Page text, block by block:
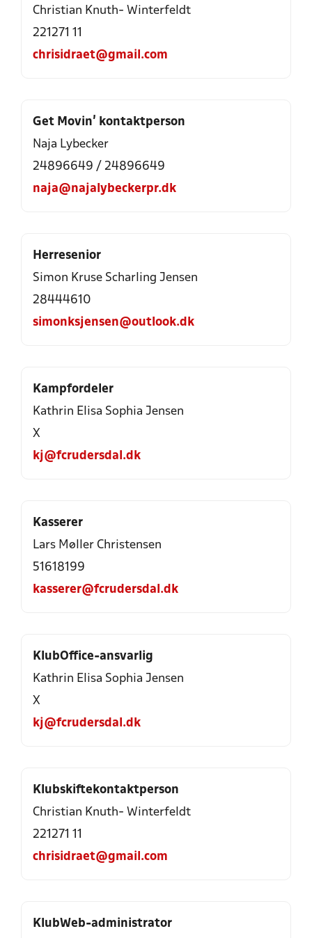
Christian Knuth- Winterfeldt
221271 11
chrisidraet@gmail.com
Get Movin’ kontaktperson
Naja Lybecker
24896649 / 24896649
naja@najalybeckerpr.dk
Herresenior
Simon Kruse Scharling Jensen
28444610
simonksjensen@outlook.dk
Kampfordeler
Kathrin Elisa Sophia Jensen
X
kj@fcrudersdal.dk
Kasserer
Lars Møller Christensen
51618199
kasserer@fcrudersdal.dk
KlubOffice-ansvarlig
Kathrin Elisa Sophia Jensen
X
kj@fcrudersdal.dk
Klubskiftekontaktperson
Christian Knuth- Winterfeldt
221271 11
chrisidraet@gmail.com
KlubWeb-administrator